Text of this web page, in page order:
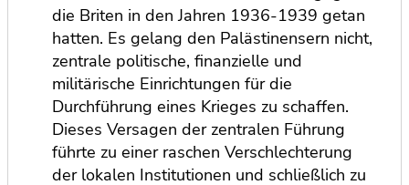
die Briten in den Jahren 1936-1939 getan
hatten. Es gelang den Palästinensern nicht,
zentrale politische, finanzielle und
militärische Einrichtungen für die
Durchführung eines Krieges zu schaffen.
Dieses Versagen der zentralen Führung
führte zu einer raschen Verschlechterung
der lokalen Institutionen und schließlich zu